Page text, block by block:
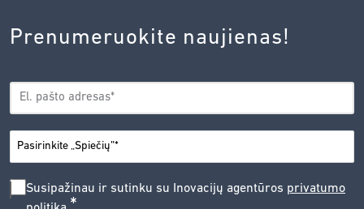
Prenumeruokite naujienas!
EL.
PAŠTAS*
MIESTAS*
SUSIPAŽINAU
Susipažinau ir sutinku su Inovacijų agentūros privatumo